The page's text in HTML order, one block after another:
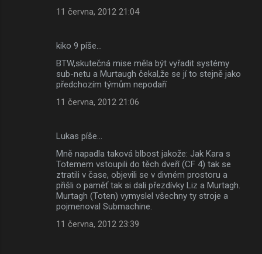
11 června, 2012 21:04
kiko 9 píše…
BTW,skutečná mise měla být vyřadit systémy
sub-netu a Murtaugh čekal,že se jí to stejně jako
předchozím týmům nepodaří
11 června, 2012 21:06
Lukas píše…
Mně napadla taková blbost jakože: Jak Kara s
Totemem vstoupili do těch dveří (CF 4) tak se
ztratili v čase, objevili se v divném prostoru a
přišli o paměť tak si dali přezdívky Liz a Murtagh.
Murtagh (Toten) vymyslel všechny ty stroje a
pojmenoval Submachine.
11 června, 2012 23:39